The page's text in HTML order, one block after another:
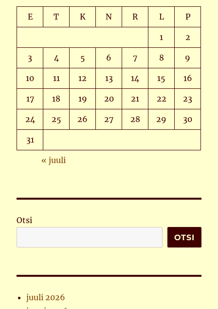
E T K N R L P
1 2
3 4 5 6 7 8 9
10 11 12 13 14 15 16
17 18 19 20 21 22 23
24 25 26 27 28 29 30
31
« juuli
Otsi
OTSI
juuli 2026